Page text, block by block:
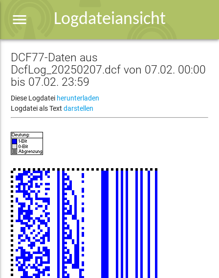
Logdateiansicht
menu
DCF77-Daten aus
DcfLog_20250207.dcf von 07.02. 00:00
bis 07.02. 23:59
Diese Logdatei herunterladen
Logdatei als Textdarstellen